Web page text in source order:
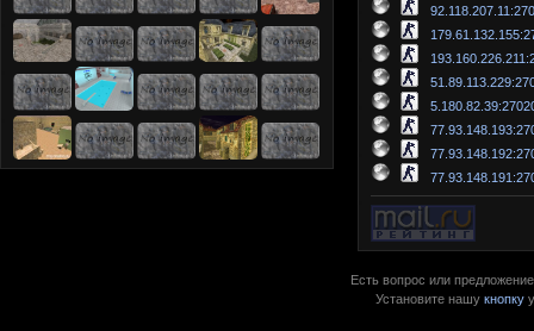
Есть вопрос или
Установите нашукнопку